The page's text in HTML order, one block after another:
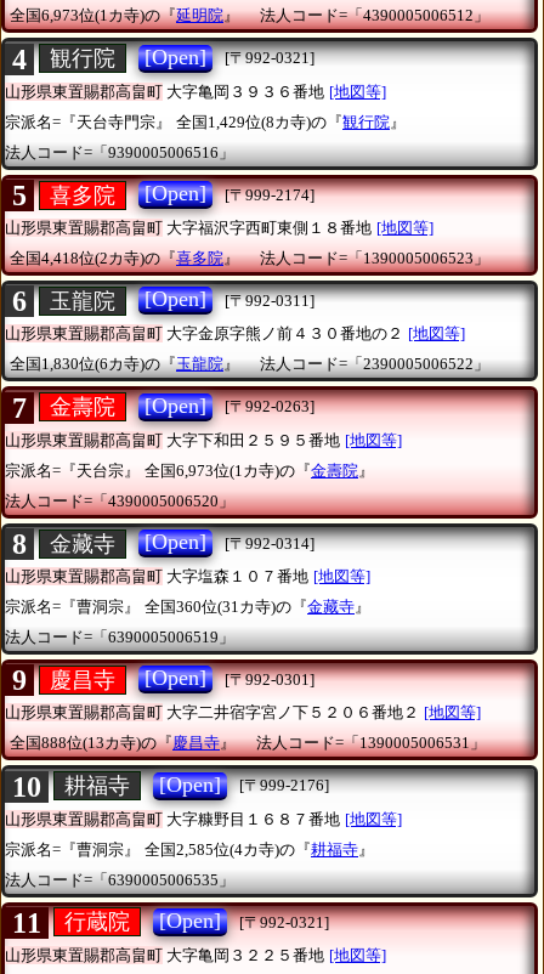
全国6,973位(1カ寺)の『延明院』 法人コード=「4390005006512」
4 観行院 [Open]
[〒992-0321]
山形県東置賜郡高畠町 大字亀岡３９３６番地 [地図等]
宗派名=『天台寺門宗』
全国1,429位(8カ寺)の『観行院 』
法人コード=「9390005006516」
5 喜多院 [Open]
[〒999-2174]
山形県東置賜郡高畠町 大字福沢字西町東側１８番地 [地図等]
全国4,418位(2カ寺)の『喜多院』 法人コード=「1390005006523」
6 玉龍院 [Open]
[〒992-0311]
山形県東置賜郡高畠町 大字金原字熊ノ前４３０番地の２ [地図等]
全国1,830位(6カ寺)の『玉龍院』 法人コード=「2390005006522」
7 金壽院 [Open]
[〒992-0263]
山形県東置賜郡高畠町 大字下和田２５９５番地 [地図等]
宗派名=『天台宗』
全国6,973位(1カ寺)の『金壽院 』
法人コード=「4390005006520」
8 金藏寺 [Open]
[〒992-0314]
山形県東置賜郡高畠町 大字塩森１０７番地 [地図等]
宗派名=『曹洞宗』
全国360位(31カ寺)の『金藏寺』
法人コード=「6390005006519」
9 慶昌寺 [Open]
[〒992-0301]
山形県東置賜郡高畠町 大字二井宿字宮ノ下５２０６番地２ [地図等]
全国888位(13カ寺)の『慶昌寺』 法人コード=「1390005006531」
10 耕福寺 [Open]
[〒999-2176]
山形県東置賜郡高畠町 大字糠野目１６８７番地 [地図等]
宗派名=『曹洞宗』
全国2,585位(4カ寺)の『耕福寺 』
法人コード=「6390005006535」
11 行蔵院 [Open]
[〒992-0321]
山形県東置賜郡高畠町 大字亀岡３２２５番地 [地図等]